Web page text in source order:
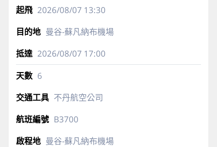
2026/08/07 13:30
曼谷-蘇凡納布機場
2026/08/07 17:00
6
不丹航空公司
B3700
曼谷-蘇凡納布機場